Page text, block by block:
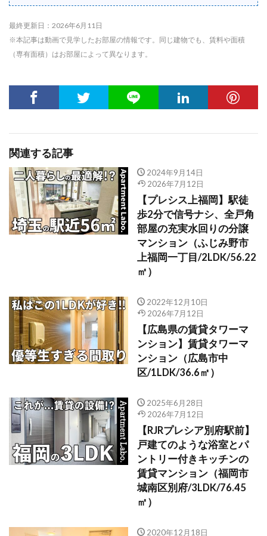
最終更新日：2026年6月11日
※本記事は動画で見学したお部屋の情報です。同じ建物でも、賃料や面積
（専有面積）はお部屋によって異なります。
関連する記事
2024年9月14日
2026年7月12日
【プレシス上福岡】駅徒
歩2分で信号ナシ、全戸角
部屋の充実水回りの分譲
マンション（ふじみ野市
上福岡一丁目/2LDK/56.22
㎡）
2022年12月10日
2026年7月12日
【広島県の賃貸タワーマ
ンション】賃貸タワーマ
ンション（広島市中
区/1LDK/36.6㎡）
2025年6月28日
2026年7月12日
【RJRプレシア別府駅前】
戸建てのような浴室とパ
ントリー付きキッチンの
賃貸マンション（福岡市
城南区別府/3LDK/76.45
㎡）
2020年12月18日